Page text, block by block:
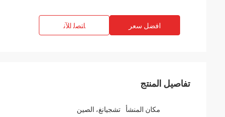
افضل سعر ﺎﺘﺼﻟ ﺍﻶﻧ
تفاصيل المنتج
مكان المنشأ تشجيانغ، الصين